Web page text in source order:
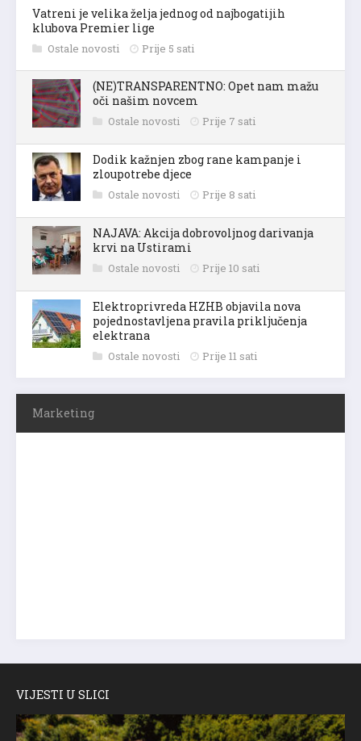
Vatreni je velika želja jednog od najbogatijih
klubova Premier lige
Ostale novosti Prije 5 sati
(NE)TRANSPARENTNO: Opet nam mažu
oči našim novcem
Ostale novosti Prije 7 sati
Dodik kažnjen zbog rane kampanje i
zloupotrebe djece
Ostale novosti Prije 8 sati
NAJAVA: Akcija dobrovoljnog darivanja
krvi na Ustirami
Ostale novosti Prije 10 sati
Elektroprivreda HZHB objavila nova
pojednostavljena pravila priključenja
elektrana
Ostale novosti Prije 11 sati
Marketing
VIJESTI U SLICI